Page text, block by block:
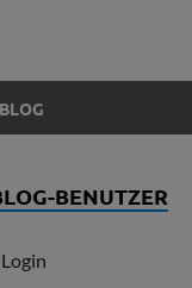
BENUTZER
Login